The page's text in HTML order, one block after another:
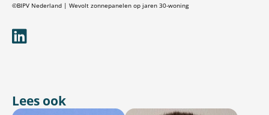
©BIPV Nederland | Wevolt zonnepanelen op jaren 30-woning
Lees ook